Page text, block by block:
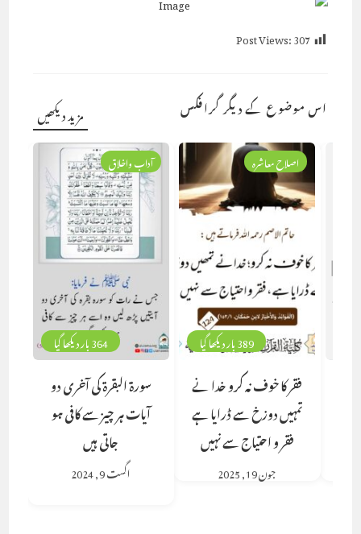
Post Views:307
اس موضوع کے دیگر گرافکس مزید دیکھیں
389 بار دیکھا گیا
اصلاح معاشرہ
فقر کا خوف نہ کرو خدا نے
تمہیں دوزخ سے ڈرایا ہے
فقر و احتیاج سے نہیں
جون 19, 2025
364 بار دیکھا گیا
آداب واخلاق
سورۃ البقرۃ کی آخری دو
آیات ہر چیز سے کافی ہو
جاتی ہیں
اگست 9, 2024